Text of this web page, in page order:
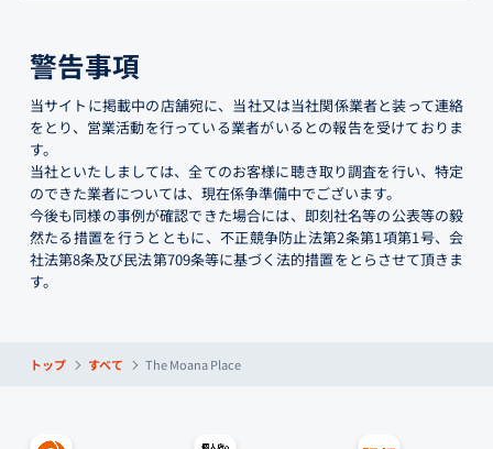
警告事項
当サイトに掲載中の店舗宛に、当社又は当社関係業者と装って連絡
をとり、営業活動を行っている業者がいるとの報告を受けておりま
す。
当社といたしましては、全てのお客様に聴き取り調査を行い、特定
のできた業者については、現在係争準備中でございます。
今後も同様の事例が確認できた場合には、即刻社名等の公表等の毅
然たる措置を行うとともに、不正競争防止法第2条第1項第1号、会
社法第8条及び民法第709条等に基づく法的措置をとらさせて頂きま
す。
トップ すべて The Moana Place